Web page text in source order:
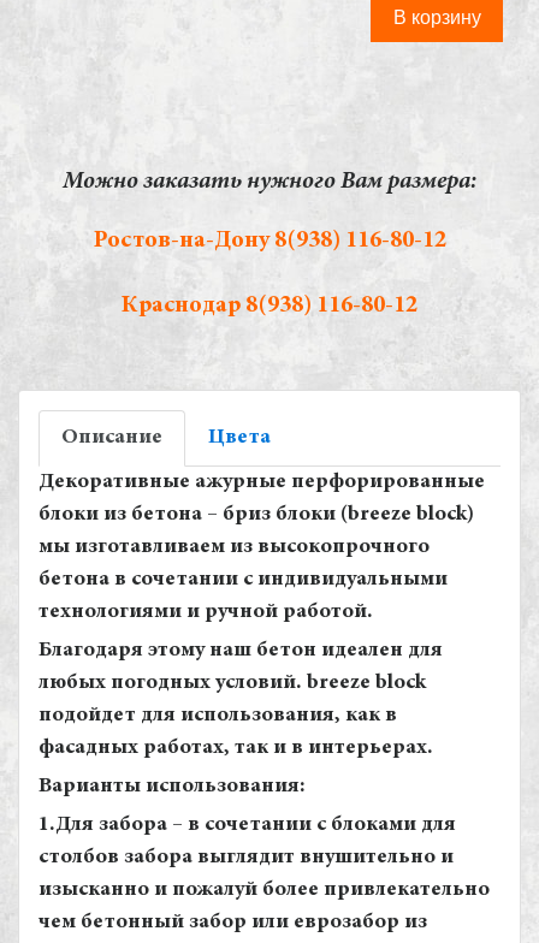
В корзину
Можно заказать нужного Вам размера:
Ростов-на-Дону 8(938) 116-80-12
Краснодар 8(938) 116-80-12
Описание Цвета
Декоративные ажурные перфорированные
блоки из бетона – бриз блоки (breeze block)
мы изготавливаем из высокопрочного
бетона в сочетании с индивидуальными
технологиями и ручной работой.
Благодаря этому наш бетон идеален для
любых погодных условий. breeze block
подойдет для использования, как в
фасадных работах, так и в интерьерах.
Варианты использования:
1.Для забора – в сочетании с блоками для
столбов забора выглядит внушительно и
изысканно и пожалуй более привлекательно
чем бетонный забор или еврозабор из